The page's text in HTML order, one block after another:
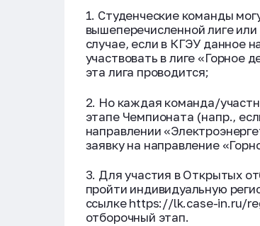
1. Студенческие команды
вышеперечисленной лиге
случае, если в КГЭУ данное
участвовать в лиге «Горное
эта лига проводится;
2. Но каждая команда/
этапе Чемпионата (напр.,
направлении
заявку на направление
3. Для участия в Открытых
пройти индивидуальную
ссылке https://lk.case-in.ru/
отборочный этап.